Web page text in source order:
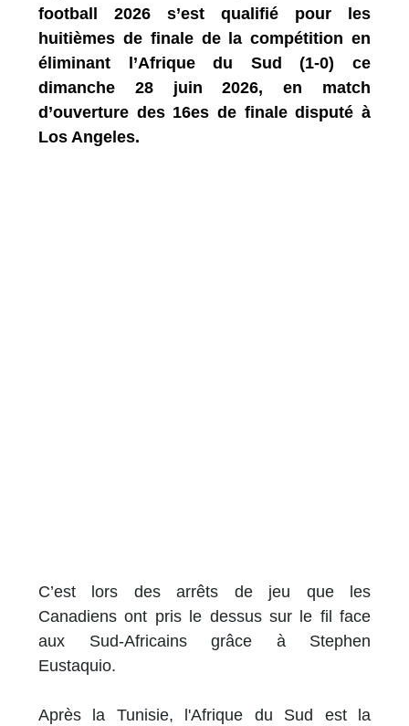
football 2026 s’est qualifié pour les
huitièmes de finale de la compétition en
éliminant l’Afrique du Sud (1-0) ce
dimanche 28 juin 2026, en match
d’ouverture des 16es de finale disputé à
Los Angeles.
C’est lors des arrêts de jeu que les
Canadiens ont pris le dessus sur le fil face
aux Sud-Africains grâce à Stephen
Eustaquio.
Après la Tunisie, l'Afrique du Sud est la